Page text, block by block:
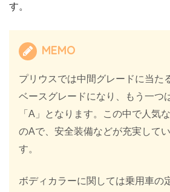
す。
MEMO
プリウスでは中間グレードに当た
ベースグレードになり、もう一つ
「A」となります。この中で人気
のAで、安全装備などが充実して
す。
ボディカラーに関しては乗用車の